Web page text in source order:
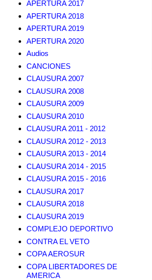
APERTURA 2017
APERTURA 2018
APERTURA 2019
APERTURA 2020
Audios
CANCIONES
CLAUSURA 2007
CLAUSURA 2008
CLAUSURA 2009
CLAUSURA 2010
CLAUSURA 2011 - 2012
CLAUSURA 2012 - 2013
CLAUSURA 2013 - 2014
CLAUSURA 2014 - 2015
CLAUSURA 2015 - 2016
CLAUSURA 2017
CLAUSURA 2018
CLAUSURA 2019
COMPLEJO DEPORTIVO
CONTRA EL VETO
COPA AEROSUR
COPA LIBERTADORES DE
AMERICA